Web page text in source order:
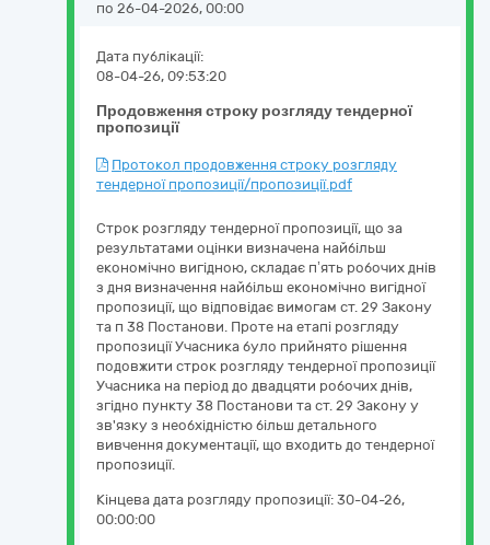
по 26-04-2026, 00:00
Продовження строку розгляду тендерної
пропозиції
Дата публікації:
08-04-26, 09:53:20
Протокол продовження строку розгляду
тендерної пропозиції/пропозиції.pdf
Строк розгляду тендерної пропозиції, що за
результатами оцінки визначена найбільш
економічно вигідною, складає п’ять робочих днів
з дня визначення найбільш економічно вигідної
пропозиції, що відповідає вимогам ст. 29 Закону
та п 38 Постанови. Проте на етапі розгляду
пропозиції Учасника було прийнято рішення
подовжити строк розгляду тендерної пропозиції
Учасника на період до двадцяти робочих днів,
згідно пункту 38 Постанови та ст. 29 Закону у
зв'язку з необхідністю більш детального
вивчення документації, що входить до тендерної
пропозиції.
Кінцева дата розгляду пропозиції: 30-04-26,
00:00:00